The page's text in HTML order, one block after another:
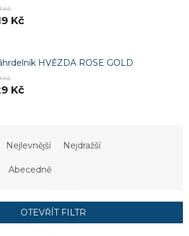
Kč
Kč
HVĚZDA ROSE GOLD
Kč
Kč
Nejlevnější Nejdražší
Abecedně
OTEVŘÍT FILTR